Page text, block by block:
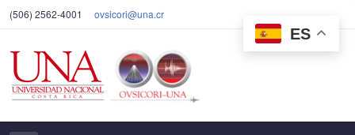
(506) 2562-4001 ovsicori@una.cr
ES